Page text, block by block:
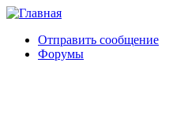
Отправить сообщение
Форумы